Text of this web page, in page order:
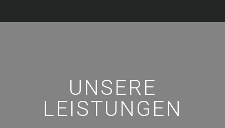
UNSERE
LEISTUNGEN